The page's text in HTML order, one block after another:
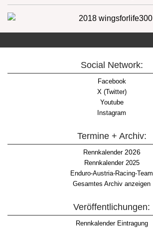
Social Network:
Facebook
X (Twitter)
Youtube
Instagram
Termine + Archiv:
Rennkalender2026
Rennkalender 2025
Enduro-Austria-Racing-Team
Gesamtes Archiv anzeigen
Veröffentlichungen:
Rennkalender Eintragung